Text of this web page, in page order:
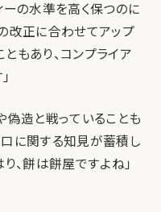
ーの水準を高く保つのに
改正に合わせてアップ
もあり、コンプライア
偽造と戦っていることも
に関する知見が蓄積し
、餅は餅屋ですよね」